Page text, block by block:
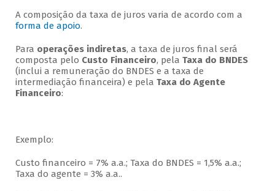
A composição da taxa de juros varia de acordo com a
forma de apoio.
Para operações indiretas, a taxa de juros final será
composta pelo Custo Financeiro, pela Taxa do BNDES
(inclui a remuneração do BNDES e a taxa de
intermediação financeira) e pela Taxa do Agente
Financeiro:
Exemplo:
Custo financeiro = 7% a.a.; Taxa do BNDES = 1,5% a.a.;
Taxa do agente = 3% a.a..